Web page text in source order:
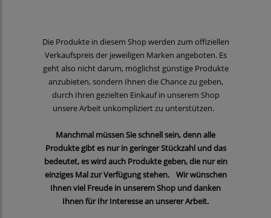
Die Produkte in diesem Shop werden zum offiziellen
Verkaufspreis der jeweiligen Marken angeboten. Es
geht also nicht darum, möglichst günstige Produkte
anzubieten, sondern Ihnen die Chance zu geben,
durch Ihren gezielten Einkauf in unserem Shop
unsere Arbeit unkompliziert zu unterstützen.
Manchmal müssen Sie schnell sein, denn alle
Produkte gibt es nur in geringer Stückzahl und das
bedeutet, es wird auch Produkte geben, die nur ein
einziges Mal zur Verfügung stehen. Wir wünschen
Ihnen viel Freude in unserem Shop und danken
Ihnen für Ihr Interesse an unserer Arbeit.